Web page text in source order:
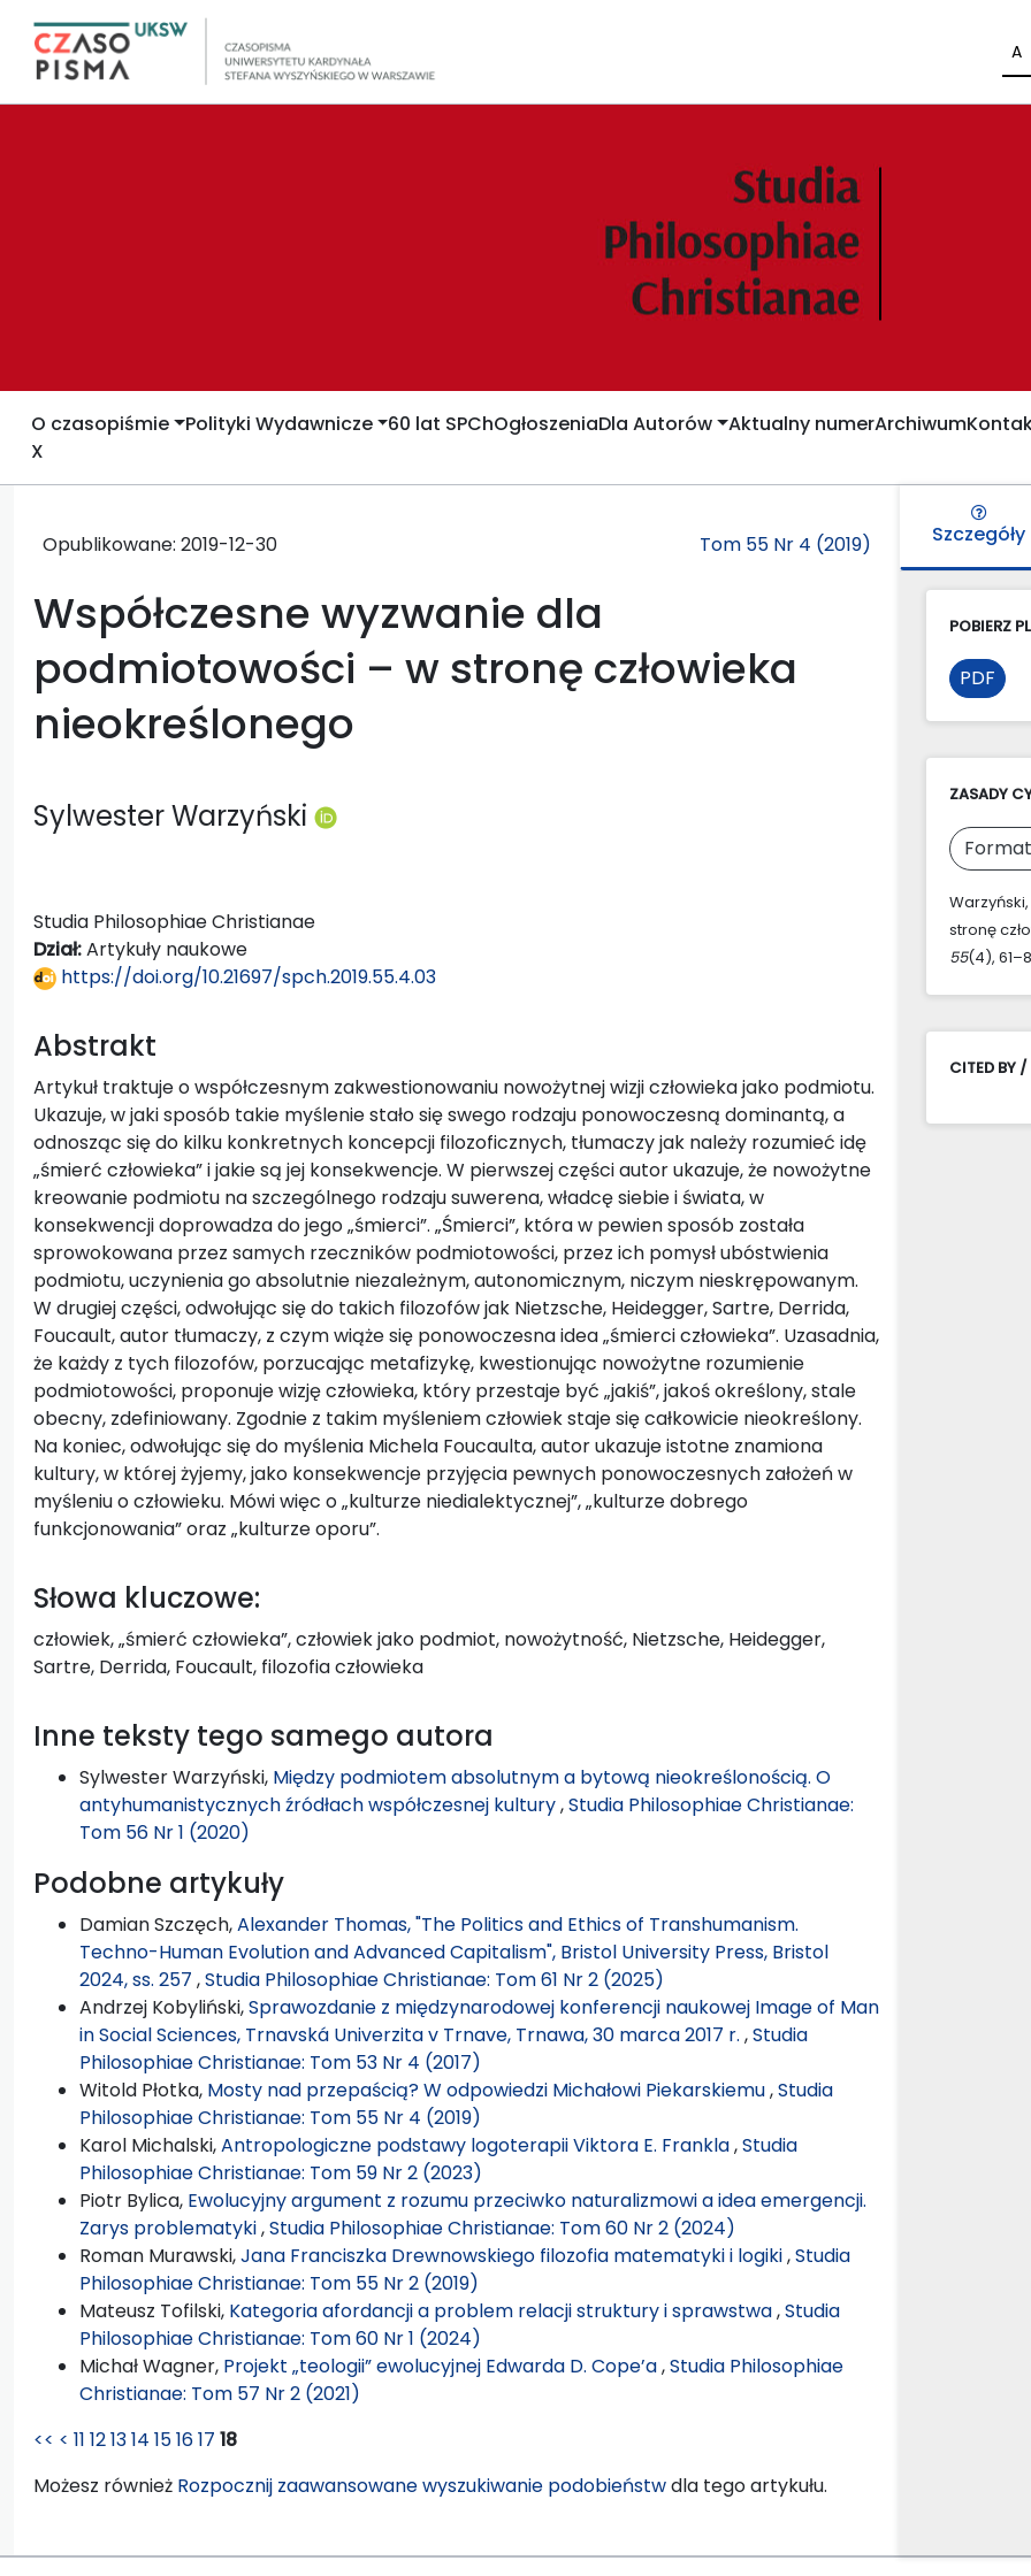
A
O czasopiśmie Polityki Wydawnicze 60 lat SPChOgłoszeniaDla Autorów Aktualny numerArchiwum
X
Opublikowane: 2019-12-30 Tom 55 Nr 4 (2019)
Współczesne wyzwanie dla
podmiotowości – w stronę człowieka
nieokreślonego
Sylwester Warzyński
Studia Philosophiae Christianae
Dział:Artykuły naukowe
https://doi.org/10.21697/spch.2019.55.4.03
Abstrakt
Artykuł traktuje o współczesnym zakwestionowaniu nowożytnej wizji człowieka jako podmiotu.
Ukazuje, w jaki sposób takie myślenie stało się swego rodzaju ponowoczesną dominantą, a
odnosząc się do kilku konkretnych koncepcji filozoficznych, tłumaczy jak należy rozumieć idę
„śmierć człowieka” i jakie są jej konsekwencje. W pierwszej części autor ukazuje, że nowożytne
kreowanie podmiotu na szczególnego rodzaju suwerena, władcę siebie i świata, w
konsekwencji doprowadza do jego „śmierci”. „Śmierci”, która w pewien sposób została
sprowokowana przez samych rzeczników podmiotowości, przez ich pomysł ubóstwienia
podmiotu, uczynienia go absolutnie niezależnym, autonomicznym, niczym nieskrępowanym.
W drugiej części, odwołując się do takich filozofów jak Nietzsche, Heidegger, Sartre, Derrida,
Foucault, autor tłumaczy, z czym wiąże się ponowoczesna idea „śmierci człowieka”. Uzasadnia,
że każdy z tych filozofów, porzucając metafizykę, kwestionując nowożytne rozumienie
podmiotowości, proponuje wizję człowieka, który przestaje być „jakiś”, jakoś określony, stale
obecny, zdefiniowany. Zgodnie z takim myśleniem człowiek staje się całkowicie nieokreślony.
Na koniec, odwołując się do myślenia Michela Foucaulta, autor ukazuje istotne znamiona
kultury, w której żyjemy, jako konsekwencje przyjęcia pewnych ponowoczesnych założeń w
myśleniu o człowieku. Mówi więc o „kulturze niedialektycznej”, „kulturze dobrego
funkcjonowania” oraz „kulturze oporu”.
Słowa kluczowe:
człowiek, „śmierć człowieka”, człowiek jako podmiot, nowożytność, Nietzsche, Heidegger,
Sartre, Derrida, Foucault, filozofia człowieka
Inne teksty tego samego autora
Sylwester Warzyński, Między podmiotem absolutnym a bytową nieokreślonością. O
antyhumanistycznych źródłach współczesnej kultury,Studia Philosophiae Christianae:
Tom 56 Nr 1 (2020)
Podobne artykuły
Damian Szczęch,Alexander Thomas, "The Politics and Ethics of Transhumanism.
Techno-Human Evolution and Advanced Capitalism", Bristol University Press, Bristol
2024, ss. 257 ,Studia Philosophiae Christianae: Tom 61 Nr 2 (2025)
Andrzej Kobyliński,Sprawozdanie z międzynarodowej konferencji naukowej Image of Man
in Social Sciences, Trnavská Univerzita v Trnave, Trnawa, 30 marca 2017 r. ,Studia
Philosophiae Christianae: Tom 53 Nr 4 (2017)
Witold Płotka, Mosty nad przepaścią? W odpowiedzi Michałowi Piekarskiemu,Studia
Philosophiae Christianae: Tom 55 Nr 4 (2019)
Karol Michalski,Antropologiczne podstawy logoterapii Viktora E. Frankla,Studia
Philosophiae Christianae: Tom 59 Nr 2 (2023)
Piotr Bylica, Ewolucyjny argument z rozumu przeciwko naturalizmowi a idea emergencji.
Zarys problematyki,Studia Philosophiae Christianae: Tom 60 Nr 2 (2024)
Roman Murawski,Jana Franciszka Drewnowskiego filozofia matematyki i logiki,Studia
Philosophiae Christianae: Tom 55 Nr 2 (2019)
Mateusz Tofilski, Kategoria afordancji a problem relacji struktury i sprawstwa,Studia
Philosophiae Christianae: Tom 60 Nr 1 (2024)
Michał Wagner, Projekt „teologii” ewolucyjnej Edwarda D. Cope’a,Studia Philosophiae
Christianae: Tom 57 Nr 2 (2021)
<< < 11 121314 151617 18
Możesz również Rozpocznij zaawansowane wyszukiwanie podobieństwdla tego artykułu.
Szczegóły
POBIERZ
PDF
ZASADY
stronę
55(4),
CITED BY /